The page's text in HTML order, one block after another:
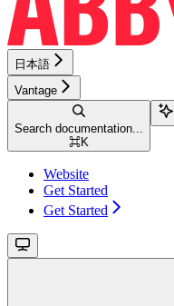
日本語
Vantage
Search documentation...
⌘K
Website
Get Started
Get Started